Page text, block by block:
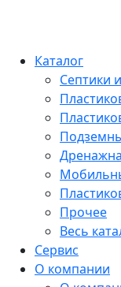
Каталог
Септики
Прочее
Весь
Сервис
О компании